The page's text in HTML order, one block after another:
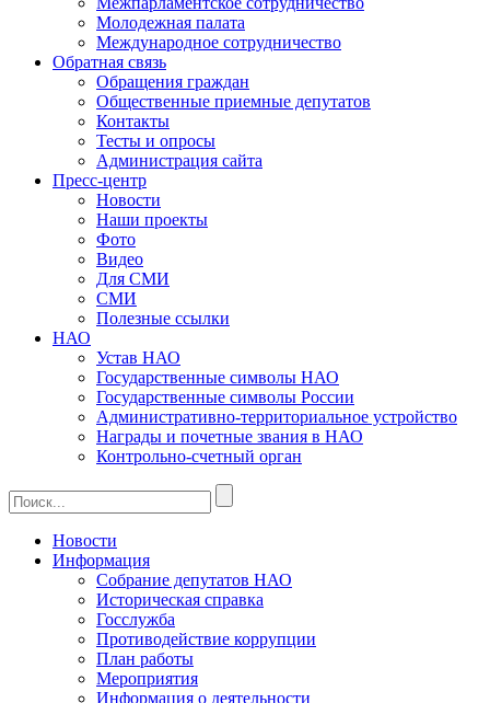
Молодежная палата
Международное сотрудничество
Обратная cвязь
Обращения граждан
Общественные приемные депутатов
Контакты
Тесты и опросы
Администрация сайта
Пресс-центр
Новости
Наши проекты
Фото
Видео
Для СМИ
СМИ
Полезные ссылки
НАО
Устав НАО
Государственные символы НАО
Государственные символы России
Административно-территориальное устройство
Награды и почетные звания в НАО
Контрольно-счетный орган
Новости
Информация
Собрание депутатов НАО
Историческая справка
Госслужба
Противодействие коррупции
План работы
Мероприятия
Информация о деятельности